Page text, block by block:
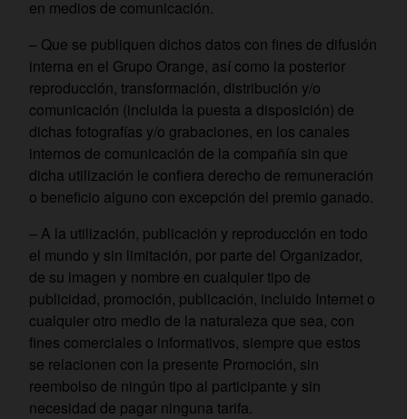
en medios de comunicación.
– Que se publiquen dichos datos con fines de difusión
interna en el Grupo Orange, así como la posterior
reproducción, transformación, distribución y/o
comunicación (incluida la puesta a disposición) de
dichas fotografías y/o grabaciones, en los canales
internos de comunicación de la compañía sin que
dicha utilización le confiera derecho de remuneración
o beneficio alguno con excepción del premio ganado.
– A la utilización, publicación y reproducción en todo
el mundo y sin limitación, por parte del Organizador,
de su imagen y nombre en cualquier tipo de
publicidad, promoción, publicación, incluido Internet o
cualquier otro medio de la naturaleza que sea, con
fines comerciales o informativos, siempre que estos
se relacionen con la presente Promoción, sin
reembolso de ningún tipo al participante y sin
necesidad de pagar ninguna tarifa.